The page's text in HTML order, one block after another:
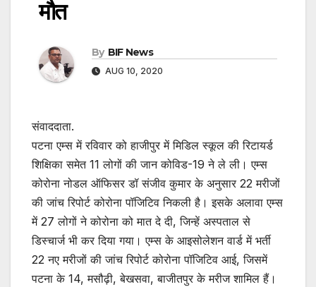
मौत
By BIF News
AUG 10, 2020
संवाददाता.
पटना एम्स में रविवार को हाजीपुर में मिडिल स्कूल की रिटायर्ड
शिक्षिका समेत 11 लोगों की जान कोविड-19 ने ले ली। एम्स
कोरोना नोडल ऑफिसर डॉ संजीव कुमार के अनुसार 22 मरीजों
की जांच रिपोर्ट कोरोना पॉजिटिव निकली है। इसके अलावा एम्स
में 27 लोगों ने कोरोना को मात दे दी, जिन्हें अस्पताल से
डिस्चार्ज भी कर दिया गया। एम्स के आइसोलेशन वार्ड में भर्ती
22 नए मरीजों की जांच रिपोर्ट कोरोना पॉजिटिव आई, जिसमें
पटना के 14, मसौढ़ी, बेखसवा, बाजीतपुर के मरीज शामिल हैं।